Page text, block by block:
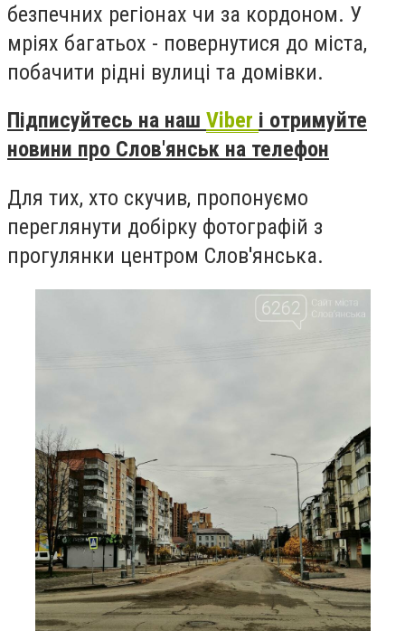
безпечних регіонах чи за кордоном. У
мріях багатьох - повернутися до міста,
побачити рідні вулиці та домівки.
Підписуйтесь на наш Viber і отримуйте
новини про Слов'янськ на телефон
Для тих, хто скучив, пропонуємо
переглянути добірку фотографій з
прогулянки центром Слов'янська.